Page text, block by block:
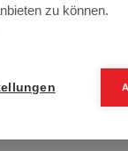
für
zu können.